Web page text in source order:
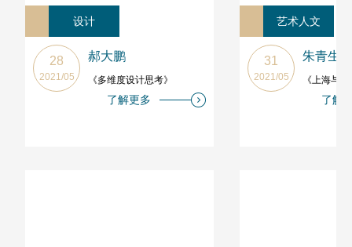
设计
28
2021/05
郝大鹏
《多维度设计思考》
了解更多
艺术人文
31
2021/05
朱青生
《上海与
了解